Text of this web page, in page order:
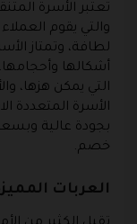
تعتبر الأسرة
والتي يقوم
لطافة، وتمتاز
أشكالها
التي يمكن هزها،
الأسرة المتعددة
بجودة عالية
خصم.
العربات